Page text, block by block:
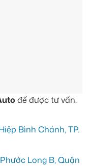
để được tư vấn.
Bình Chánh, TP.
Long B, Quận